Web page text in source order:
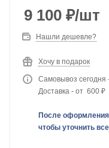
9 100 ₽/шт
Нашли дешевле?
Хочу в подарок
Самовывоз сегодня
Доставка - от 600 ₽
После
чтобы уточнить